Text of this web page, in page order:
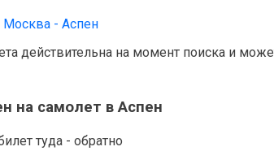
Москва - Аспен
действительна на момент поиска и
на самолет в Аспен
туда - обратно